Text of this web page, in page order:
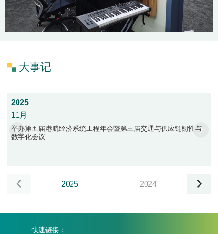
大事记
2025 2024
2025
11月
举办第五届港航经济系统工程年会暨第三届交通与供应链韧性与
数字化会议
快速链接：